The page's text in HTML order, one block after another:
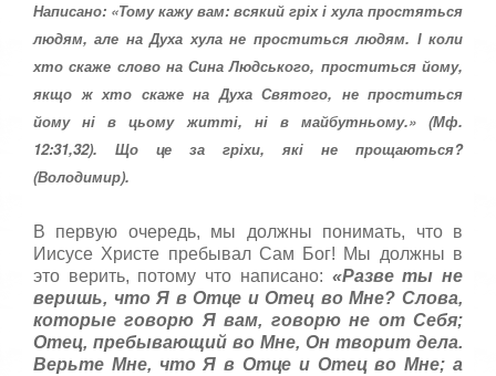
и
н
г
:
5
/
5
а
л
й
с
т
а
,
о
н
и
т
е
Написано: «Тому кажу вам: всякий гріх і хула простяться
людям, але на Духа хула не проститься людям. І коли
хто скаже слово на Сина Людського, проститься йому,
якщо ж хто скаже на Духа Святого, не проститься
йому ні в цьому житті, ні в майбутньому.» (Мф.
12:31,32). Що це за гріхи, які не прощаються?
(Володимир).
В первую очередь, мы должны понимать, что в
Иисусе Христе пребывал Сам Бог! Мы должны в
это верить, потому что написано: «Разве ты не
веришь, что Я в Отце и Отец во Мне? Слова,
которые говорю Я вам, говорю не от Себя;
Отец, пребывающий во Мне, Он творит дела.
Верьте Мне, что Я в Отце и Отец во Мне; а